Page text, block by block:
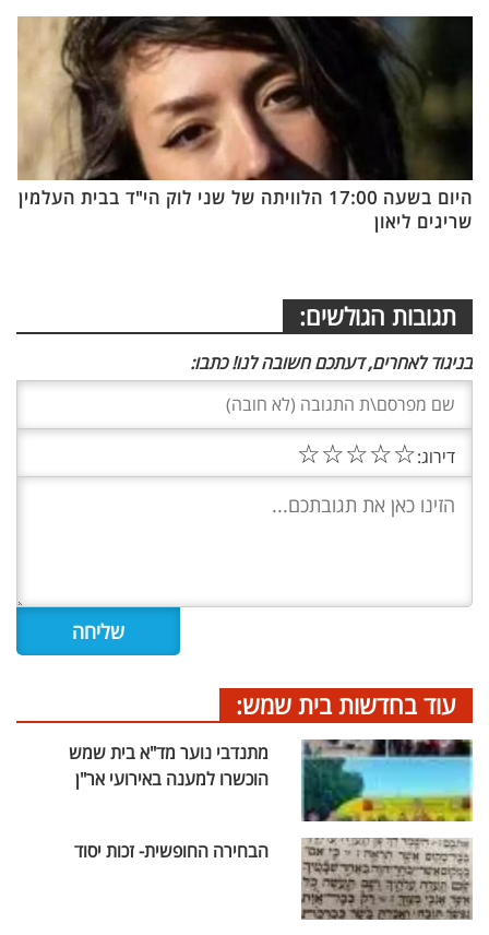
היום בשעה 17:00 הלוויתה של שני לוק הי"ד בבית העלמין
שריגים ליאון
תגובות הגולשים:
בניגוד לאחרים, דעתכם חשובה לנו! כתבו:
דירוג:☆
☆
☆
☆
☆
עוד בחדשות בית שמש:
מתנדבי נוער מד"א בית שמש
הוכשרו למענה באירועי אר"ן
הבחירה החופשית- זכות יסוד